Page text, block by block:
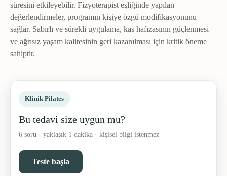
süresini etkileyebilir. Fizyoterapist eşliğinde yapılan
değerlendirmeler, programın kişiye özgü modifikasyonunu
sağlar. Sabırlı ve sürekli uygulama, kas hafızasının güçlenmesi
ve ağrısız yaşam kalitesinin geri kazanılması için kritik öneme
sahiptir.
Klinik Pilates
Bu tedavi size uygun mu?
6 soru · yaklaşık 1 dakika · kişisel bilgi istenmez
Teste başla